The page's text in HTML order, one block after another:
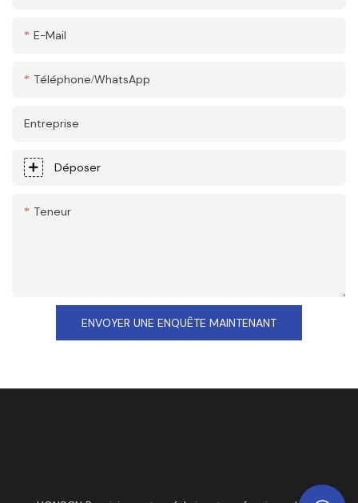
E-Mail
Téléphone/WhatsApp
Entreprise
Déposer
Teneur
ENVOYER UNE ENQUÊTE MAINTENANT